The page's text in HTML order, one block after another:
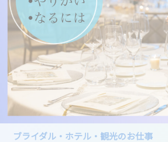
検索
ブライダル・ホテル・観光のお仕事